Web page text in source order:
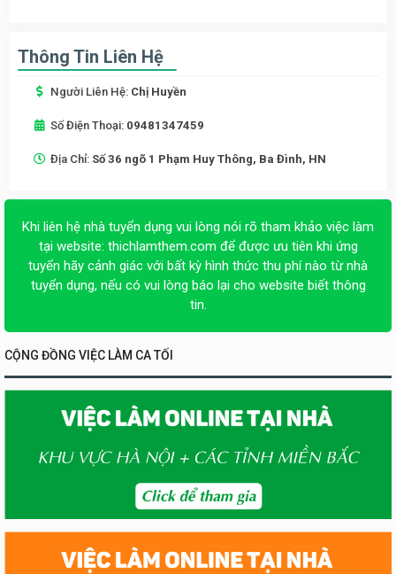
Thông Tin Liên Hệ
Người Liên Hệ: Chị Huyền
Số Điện Thoại: 09481347459
Địa Chỉ: Số 36 ngõ 1 Phạm Huy Thông, Ba Đình, HN
Khi liên hệ nhà tuyển dụng vui lòng nói rõ tham khảo việc làm
tại website: thichlamthem.com để được ưu tiên khi ứng
tuyển hãy cảnh giác với bất kỳ hình thức thu phí nào từ nhà
tuyển dụng, nếu có vui lòng báo lại cho website biết thông
tin.
CỘNG ĐỒNG VIỆC LÀM CA TỐI